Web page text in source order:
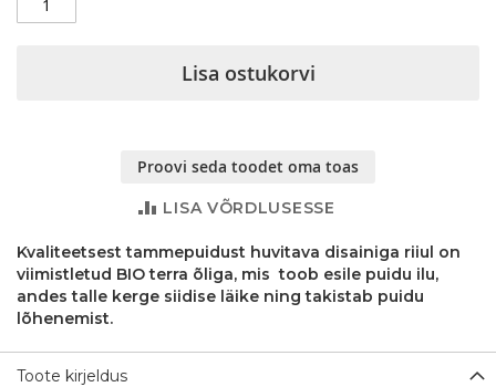
Lisa ostukorvi
Proovi seda toodet oma toas
LISA VÕRDLUSESSE
Kvaliteetsest tammepuidust huvitava disainiga riiul on
viimistletud BIO terra õliga, mis toob esile puidu ilu,
andes talle kerge siidise läike ning takistab puidu
lõhenemist.
Toote kirjeldus